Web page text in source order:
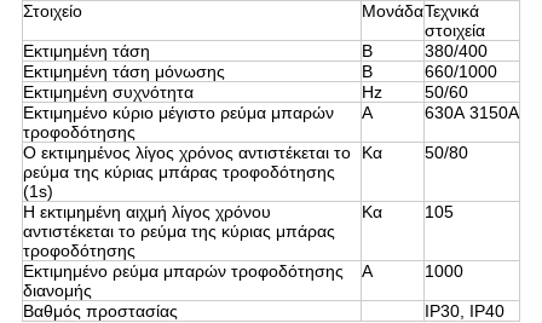
Στοιχείο
ΜονάδαΤεχνικά
στοιχεία
Εκτιμημένη τάση
Β
380/400
Εκτιμημένη τάση μόνωσης
Β
660/1000
Εκτιμημένη συχνότητα
Hz
50/60
Εκτιμημένο κύριο μέγιστο ρεύμα μπαρών
τροφοδότησης
Α 630A 3150A
Ο εκτιμημένος λίγος χρόνος αντιστέκεται το
ρεύμα της κύριας μπάρας τροφοδότησης
(1s)
Κα 50/80
Η εκτιμημένη αιχμή λίγος χρόνου
αντιστέκεται το ρεύμα της κύριας μπάρας
τροφοδότησης
Κα 105
Εκτιμημένο ρεύμα μπαρών τροφοδότησης
διανομής
Α 1000
Βαθμός προστασίας IP30, IP40